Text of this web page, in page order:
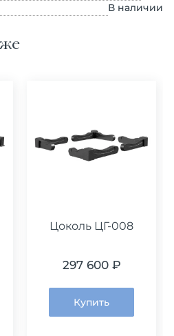
В наличии
Цоколь ЦГ-008
297 600 ₽
Купить